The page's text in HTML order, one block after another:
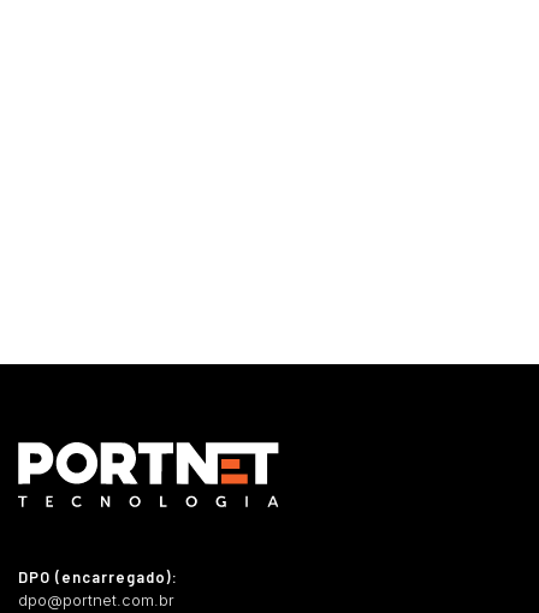
DPO (encarregado):
dpo@portnet.com.br